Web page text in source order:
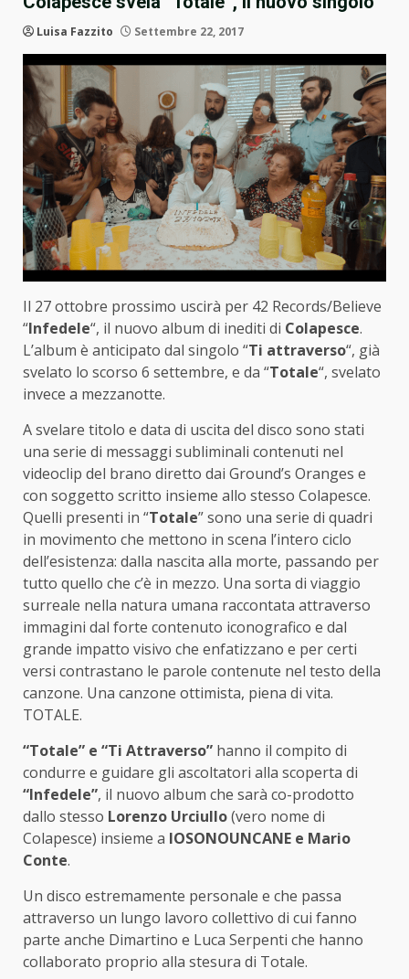
Luisa Fazzito Settembre 22, 2017
Il 27 ottobre prossimo uscirà per 42 Records/Believe
“Infedele“, il nuovo album di inediti di Colapesce.
L’album è anticipato dal singolo “Ti attraverso“, già
svelato lo scorso 6 settembre, e da “Totale“, svelato
invece a mezzanotte.
A svelare titolo e data di uscita del disco sono stati
una serie di messaggi subliminali contenuti nel
videoclip del brano diretto dai Ground’s Oranges e
con soggetto scritto insieme allo stesso Colapesce.
Quelli presenti in “Totale” sono una serie di quadri
in movimento che mettono in scena l’intero ciclo
dell’esistenza: dalla nascita alla morte, passando per
tutto quello che c’è in mezzo. Una sorta di viaggio
surreale nella natura umana raccontata attraverso
immagini dal forte contenuto iconografico e dal
grande impatto visivo che enfatizzano e per certi
versi contrastano le parole contenute nel testo della
canzone. Una canzone ottimista, piena di vita.
TOTALE.
“Totale” e “Ti Attraverso” hanno il compito di
condurre e guidare gli ascoltatori alla scoperta di
“Infedele”, il nuovo album che sarà co-prodotto
dallo stesso Lorenzo Urciullo(vero nome di
Colapesce) insieme a IOSONOUNCANE e Mario
Conte.
Un disco estremamente personale e che passa
attraverso un lungo lavoro collettivo di cui fanno
parte anche Dimartino e Luca Serpenti che hanno
collaborato proprio alla stesura di Totale.